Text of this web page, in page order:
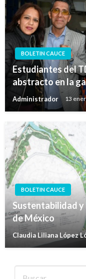
BOLETIN CAUCE
Estudiantes del
abstracto en la
Administrador 13
BOLETIN CAUCE
Sustentabilidad y
de México
Claudia Liliana López